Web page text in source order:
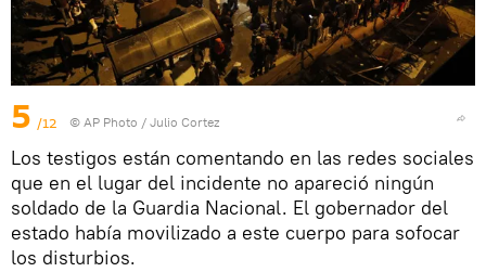
5 /12 © AP Photo / Julio Cortez
Los testigos están comentando en las redes sociales
que en el lugar del incidente no apareció ningún
soldado de la Guardia Nacional. El gobernador del
estado había movilizado a este cuerpo para sofocar
los disturbios.